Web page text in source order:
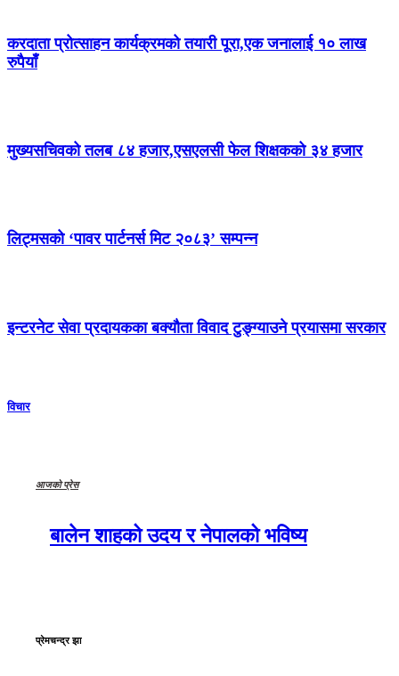
करदाता प्रोत्साहन कार्यक्रमको तयारी पूरा,एक जनालाई १० लाख
रुपैयाँ
मुख्यसचिवको तलब ८४ हजार,एसएलसी फेल शिक्षकको ३४ हजार
लिट्मसको ‘पावर पार्टनर्स मिट २०८३’ सम्पन्न
इन्टरनेट सेवा प्रदायकका बक्यौता विवाद टुङ्ग्याउने प्रयासमा सरकार
विचार
आजको प्रेस
बालेन शाहको उदय र नेपालको भविष्य
प्रेमचन्द्र झा